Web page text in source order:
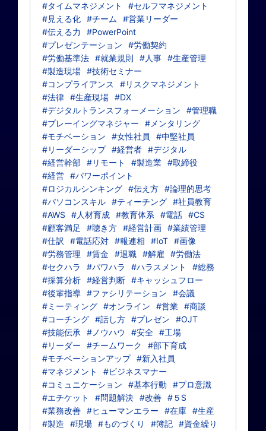
#タイムマネジメント
#セルフマネジメント
#見える化 #チーム
#営業リーダー
#伝える力
#PowerPoint
#プレゼンテーション
#労働契約
#労働基準法 #就業規則 #人事 #生産管理
#製造現場 #技術セミナー
#コンプライアンス
#リスクマネジメント
#法律 #生産現場 #DX
#デジタルトランスフォーメーション
#管理職
#プレーイングマネジャー
#メンタリング
#モチベーション
#女性社員
#中堅社員
#リーダーシップ #経営者 #デジタル
#経営幹部 #リモート #製造業 #取締役
#経営 #パワーポイント
#ロジカルシンキング #伝え方 #論理的思考
#パソコンスキル #ティーチング #社員教育
#AWS
#人材育成 #教育体系 #電話 #CS
#顧客満足
#聴き方 #経営計画 #業績管理
#仕訳
#電話応対 #報連相 #IoT #画像
#労務管理
#賃金 #退職 #解雇
#労働法
#セクハラ
#パワハラ #ハラスメント
#総務
#採算分析 #経営判断 #キャッシュフロー
#後輩指導 #ファシリテーション
#会議
#ミーティング #オンライン #営業 #商談
#コーチング #話し方 #プレゼン
#OJT
#技能伝承
#ノウハウ #安全 #工場
#リーダー
#チームワーク
#部下育成
#モチベーションアップ #新入社員
#マネジメント
#ビジネスマナー
#コミュニケーション
#基本行動
#プロ意識
#エチケット
#問題解決 #改善 #５S
#業務改善 #ヒューマンエラー #在庫 #生産
#製造
#現場 #ものづくり #簿記 #資金繰り